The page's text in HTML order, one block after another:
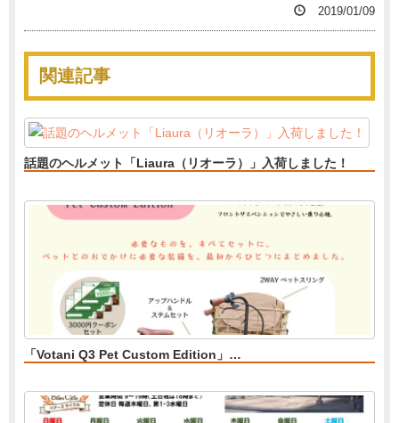
2019/01/09
関連記事
話題のヘルメット「Liaura（リオーラ）」入荷しました！
「Votani Q3 Pet Custom Edition」…